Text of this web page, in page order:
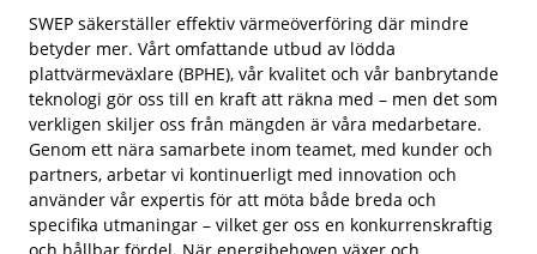
SWEP säkerställer effektiv värmeöverföring där mindre
betyder mer. Vårt omfattande utbud av lödda
plattvärmeväxlare (BPHE), vår kvalitet och vår banbrytande
teknologi gör oss till en kraft att räkna med – men det som
verkligen skiljer oss från mängden är våra medarbetare.
Genom ett nära samarbete inom teamet, med kunder och
partners, arbetar vi kontinuerligt med innovation och
använder vår expertis för att möta både breda och
specifika utmaningar – vilket ger oss en konkurrenskraftig